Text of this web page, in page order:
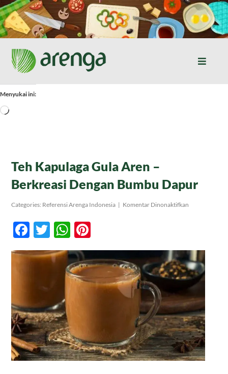
Skip
to
content
Toggle
Home
Tentang Kami
Produk
Kontak
Menyukai ini:
Memuat...
Teh Kapulaga Gula Aren –
Berkreasi Dengan Bumbu Dapur
Categories: Referensi Arenga Indonesia | Komentar Dinonaktifkan
Berkreasi
Dengan
Bumbu
Dapur
Facebook
TwitterWhatsApp